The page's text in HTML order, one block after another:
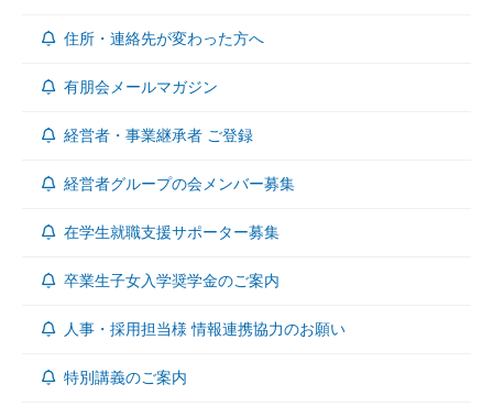
住所・連絡先が変わった方へ
有朋会メールマガジン
経営者・事業継承者 ご登録
経営者グループの会メンバー募集
在学生就職支援サポーター募集
卒業生子女入学奨学金のご案内
人事・採用担当様 情報連携協力のお願い
特別講義のご案内